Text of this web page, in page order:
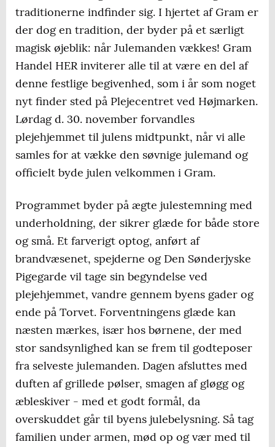
traditionerne indfinder sig. I hjertet af Gram er
der dog en tradition, der byder på et særligt
magisk øjeblik: når Julemanden vækkes! Gram
Handel HER inviterer alle til at være en del af
denne festlige begivenhed, som i år som noget
nyt finder sted på Plejecentret ved Højmarken.
Lørdag d. 30. november forvandles
plejehjemmet til julens midtpunkt, når vi alle
samles for at vække den søvnige julemand og
officielt byde julen velkommen i Gram.
Programmet byder på ægte julestemning med
underholdning, der sikrer glæde for både store
og små. Et farverigt optog, anført af
brandvæsenet, spejderne og Den Sønderjyske
Pigegarde vil tage sin begyndelse ved
plejehjemmet, vandre gennem byens gader og
ende på Torvet. Forventningens glæde kan
næsten mærkes, især hos børnene, der med
stor sandsynlighed kan se frem til godteposer
fra selveste julemanden. Dagen afsluttes med
duften af grillede pølser, smagen af gløgg og
æbleskiver - med et godt formål, da
overskuddet går til byens julebelysning. Så tag
familien under armen, mød op og vær med til